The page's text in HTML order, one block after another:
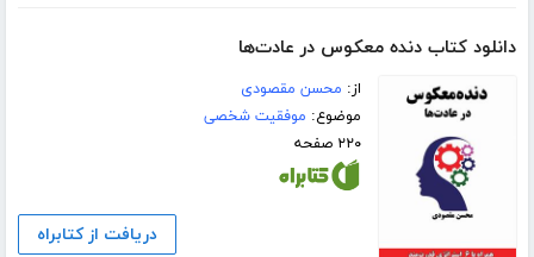
دانلود کتاب دنده معکوس در عادت‌ها
از: محسن مقصودی
موضوع: موفقیت شخصی
۲۲۰ صفحه
دریافت از کتابراه